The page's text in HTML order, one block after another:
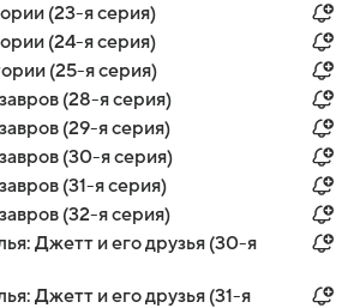
(23-я серия)
(24-я серия)
(25-я серия)
(28-я серия)
(29-я серия)
(30-я серия)
(31-я серия)
(32-я серия)
Джетт и его друзья (30-я
Джетт и его друзья (31-я